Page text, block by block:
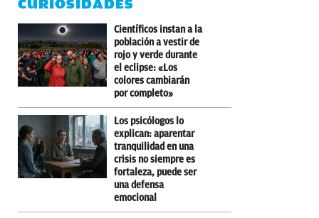
CURIOSIDADES
Científicos instan a la
población a vestir de
rojo y verde durante
el eclipse: «Los
colores cambiarán
por completo»
Los psicólogos lo
explican: aparentar
tranquilidad en una
crisis no siempre es
fortaleza, puede ser
una defensa
emocional